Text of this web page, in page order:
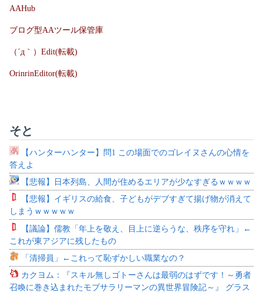
AAHub
ブログ型AAツール保管庫
（´д｀）Edit(転載)
OrinrinEditor(転載)
そと
【ハンターハンター】問1 この場面でのゴレイヌさんの心情を
答えよ
【悲報】日本列島、人間が住めるエリアが少なすぎるｗｗｗｗ
【悲報】イギリスの給食、子どもがデブすぎて揚げ物が消えて
しまうｗｗｗｗｗ
【議論】儒教「年上を敬え、目上に逆らうな、秩序を守れ」←
これが東アジアに残したもの
「清掃員」←これって恥ずかしい職業なの？
カクヨム：『スキル無しゴトーさんは最弱のはずです！～勇者
召喚に巻き込まれたモブサラリーマンの異世界冒険記～』 グラス